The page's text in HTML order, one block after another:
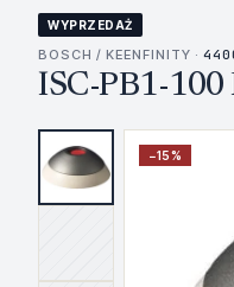
WYPRZEDAŻ
BOSCH / KEENFINITY ·
ISC-PB1-100
−15%